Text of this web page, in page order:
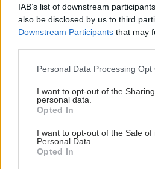
IAB’s list of downstream
also be disclosed by us to third
Downstream Participants that may
Please note that this website/app
not limited to your visit or usage
grant or deny consent to Google
use your data for below specified
consent section.
Personal Data Processing Opt
I want to opt-out of the
personal data.
Opted In
I want to opt-out of the Sale of
Personal Data.
Opted In